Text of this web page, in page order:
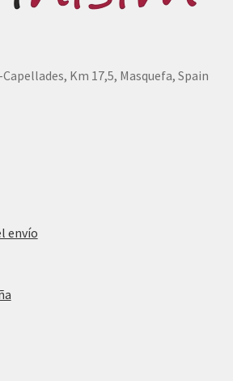
Km 17,5, Masquefa, Spain
envío